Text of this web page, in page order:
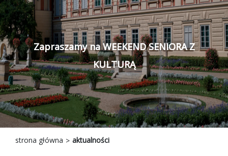
Zapraszamy na WEEKEND SENIORA Z
KULTURĄ
strona główna aktualności